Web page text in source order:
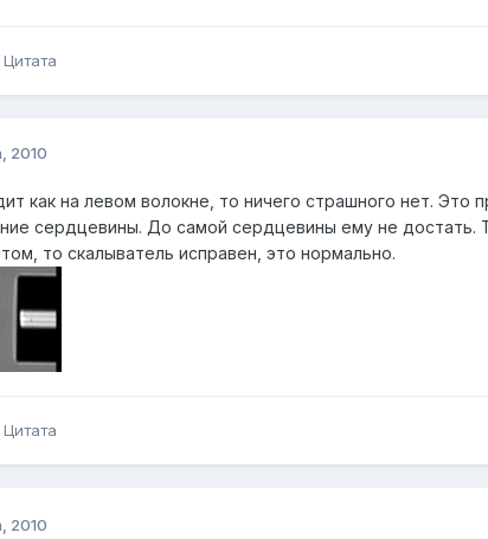
Цитата
2010
как на левом волокне, то ничего страшного нет. Это
сердцевины. До самой сердцевины ему не достать.
то скалыватель исправен, это нормально.
Цитата
2010